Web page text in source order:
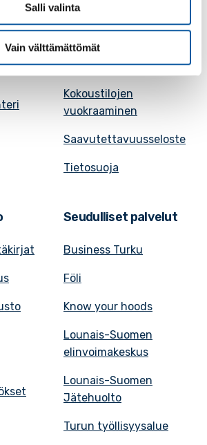
Salli valinta
Vain välttämättömätKaupungille osoitetut
laskut
Kokoustilojen
vuokraaminen
Saavutettavuusseloste
Tietosuoja
Seudulliset palvelut
Business Turku
Föli
Know your hoods
Lounais-Suomen
elinvoimakeskus
Lounais-Suomen
Jätehuolto
Turun työllisyysalue